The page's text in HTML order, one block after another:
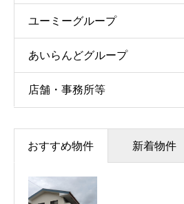
ユーミーグループ
あいらんどグループ
店舗・事務所等
おすすめ物件 新着物件